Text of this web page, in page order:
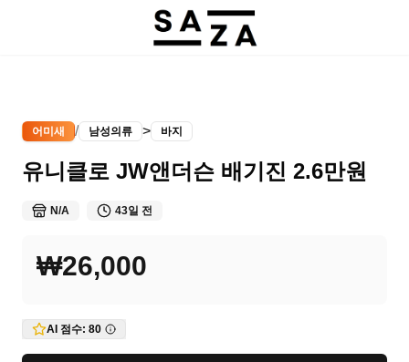
어미새 / 남성의류 > 바지
유니클로 JW앤더슨 배기진 2.6만원
N/A 43일 전
₩26,000
AI 점수: 80